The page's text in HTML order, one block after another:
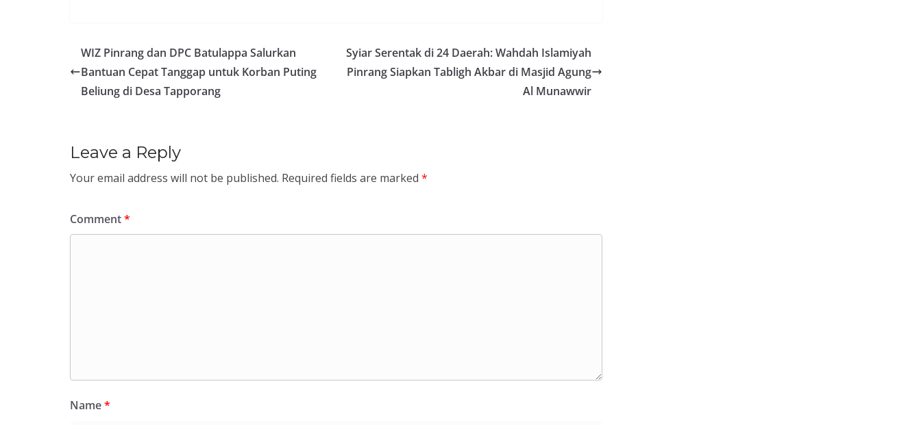
WIZ Pinrang dan DPC Batulappa Salurkan
Bantuan Cepat Tanggap untuk Korban Puting
Beliung di Desa Tapporang
Syiar Serentak di 24 Daerah: Wahdah Islamiyah
Pinrang Siapkan Tabligh Akbar di Masjid Agung
Al Munawwir
Leave a Reply
Your email address will not be published. Required fields are marked *
Comment*
Name*